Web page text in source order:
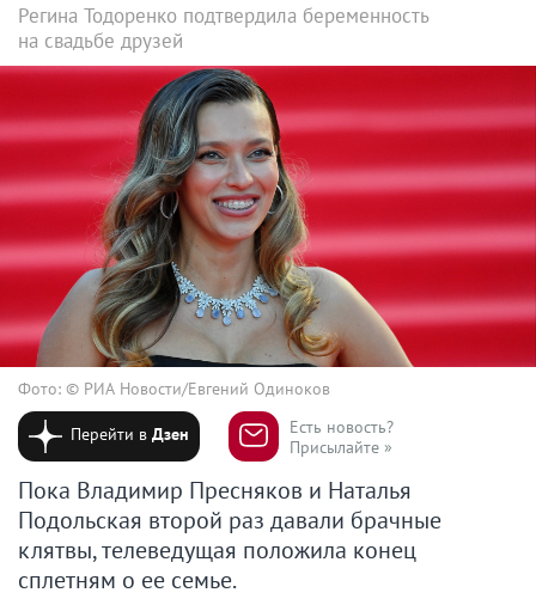
Регина Тодоренко подтвердила беременность
на свадьбе друзей
Фото: © РИА Новости/Евгений Одиноков
Перейти вДзен
Есть новость?
Присылайте »
Пока Владимир Пресняков и Наталья
Подольская второй раз давали брачные
клятвы, телеведущая положила конец
сплетням о ее семье.